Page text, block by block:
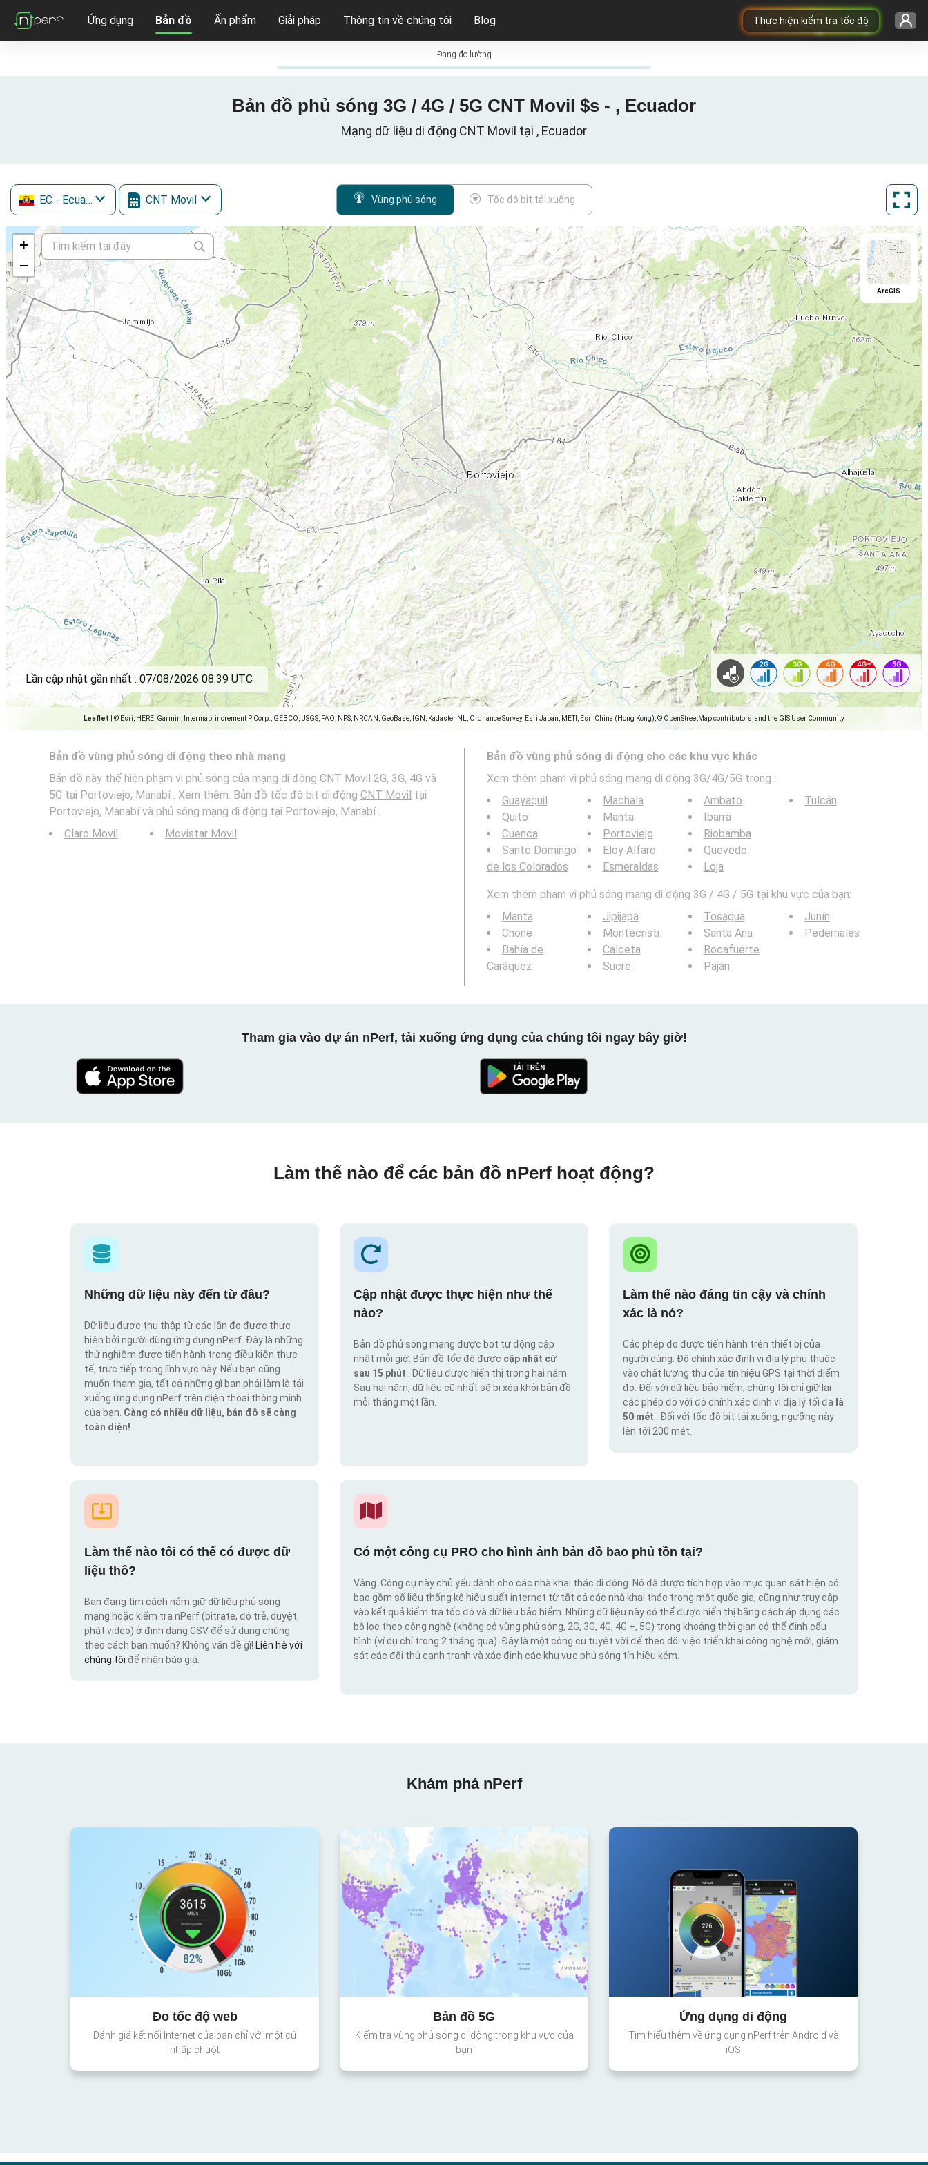
Thực hiện kiểm tra tốc độ
Ứng dụng Bản đồ Ấn phẩm Giải pháp Thông tin về chúng tôi Blog
Đang đo lường
Bản đồ phủ sóng 3G / 4G / 5G CNT Movil $s - , Ecuador
Mạng dữ liệu di động CNT Movil tại , Ecuador
EC - Ecuador CNT Movil Vùng phủ sóng Tốc độ bit tải xuống
+
−
Leaflet © Esri, HERE, Garmin, Intermap, increment P Corp., GEBCO, USGS, FAO, NPS, NRCAN, GeoBase, IGN, Kadaster NL, Ordnance Survey, Esri Japan, METI, Esri China (Hong Kong), © OpenStreetMap contributors, and the GIS User Community
ArcGIS
Lần cập nhật gần nhất : 07/08/2026 08:39 UTC
Bản đồ vùng phủ sóng di động theo nhà mạng
Bản đồ này thể hiện phạm vi phủ sóng của mạng di động CNT Movil 2G, 3G, 4G và
5G tại Portoviejo, Manabí . Xem thêm: Bản đồ tốc độ bit di động CNT Movil tại
Portoviejo, Manabí và phủ sóng mạng di động tại Portoviejo, Manabí .
Claro Movil
Movistar Movil
Bản đồ vùng phủ sóng di động cho các khu vực khác
Xem thêm phạm vi phủ sóng mạng di động 3G/4G/5G trong :
Guayaquil
Quito
Cuenca
Santo Domingo
de los Colorados
Machala
Manta
Portoviejo
Eloy Alfaro
Esmeraldas
Ambato
Ibarra
Riobamba
Quevedo
Loja
Tulcán
Xem thêm phạm vi phủ sóng mạng di động 3G / 4G / 5G tại khu vực của bạn:
Manta
Chone
Bahía de
Caráquez
Jipijapa
Montecristi
Calceta
Sucre
Tosagua
Santa Ana
Rocafuerte
Paján
Junín
Pedernales
Tham gia vào dự án nPerf, tải xuống ứng dụng của chúng tôi ngay bây giờ!
Làm thế nào để các bản đồ nPerf hoạt động?
Những dữ liệu này đến từ đâu?
Dữ liệu được thu thập từ các lần đo được thực
hiện bởi người dùng ứng dụng nPerf. Đây là những
thử nghiệm được tiến hành trong điều kiện thực
tế, trực tiếp trong lĩnh vực này. Nếu bạn cũng
muốn tham gia, tất cả những gì bạn phải làm là tải
xuống ứng dụng nPerf trên điện thoại thông minh
của bạn. Càng có nhiều dữ liệu, bản đồ sẽ càng
toàn diện!
Cập nhật được thực hiện như thế
nào?
Bản đồ phủ sóng mạng được bot tự động cập
nhật mỗi giờ. Bản đồ tốc độ được cập nhật cứ
sau 15 phút
. Dữ liệu được hiển thị trong hai năm.
Sau hai năm, dữ liệu cũ nhất sẽ bị xóa khỏi bản đồ
mỗi tháng một lần.
Làm thế nào đáng tin cậy và chính
xác là nó?
Các phép đo được tiến hành trên thiết bị của
người dùng. Độ chính xác định vị địa lý phụ thuộc
vào chất lượng thu của tín hiệu GPS tại thời điểm
đo. Đối với dữ liệu bảo hiểm, chúng tôi chỉ giữ lại
các phép đo với độ chính xác định vị địa lý tối đa là
50 mét
. Đối với tốc độ bit tải xuống, ngưỡng này
lên tới 200 mét.
Làm thế nào tôi có thể có được dữ
liệu thô?
Bạn đang tìm cách nắm giữ dữ liệu phủ sóng
mạng hoặc kiểm tra nPerf (bitrate, độ trễ, duyệt,
phát video) ở định dạng CSV để sử dụng chúng
theo cách bạn muốn? Không vấn đề gì! Liên hệ với
chúng tôi để nhận báo giá.
Có một công cụ PRO cho hình ảnh bản đồ bao phủ tồn tại?
Vâng. Công cụ này chủ yếu dành cho các nhà khai thác di động. Nó đã được tích hợp vào mục quan sát hiện có
bao gồm số liệu thống kê hiệu suất internet từ tất cả các nhà khai thác trong một quốc gia, cũng như truy cập
vào kết quả kiểm tra tốc độ và dữ liệu bảo hiểm. Những dữ liệu này có thể được hiển thị bằng cách áp dụng các
bộ lọc theo công nghệ (không có vùng phủ sóng, 2G, 3G, 4G, 4G +, 5G) trong khoảng thời gian có thể định cấu
hình (ví dụ chỉ trong 2 tháng qua). Đây là một công cụ tuyệt vời để theo dõi việc triển khai công nghệ mới, giám
sát các đối thủ cạnh tranh và xác định các khu vực phủ sóng tín hiệu kém.
Khám phá nPerf
Đo tốc độ web
Đánh giá kết nối Internet của bạn chỉ với một cú
nhấp chuột
Bản đồ 5G
Kiểm tra vùng phủ sóng di động trong khu vực của
bạn
Ứng dụng di động
Tìm hiểu thêm về ứng dụng nPerf trên Android và
iOS